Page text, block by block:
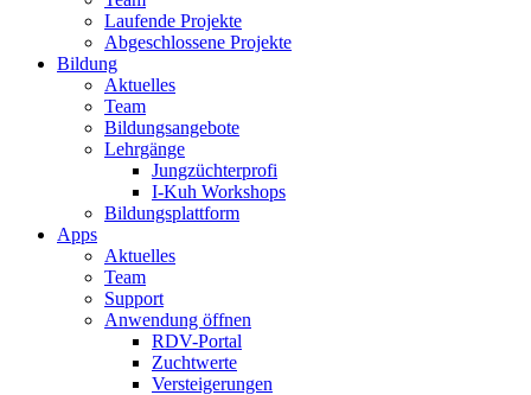
Laufende Projekte
Abgeschlossene Projekte
Bildung
Aktuelles
Team
Bildungsangebote
Lehrgänge
Jungzüchterprofi
I-Kuh Workshops
Bildungsplattform
Apps
Aktuelles
Team
Support
Anwendung öffnen
RDV-Portal
Zuchtwerte
Versteigerungen